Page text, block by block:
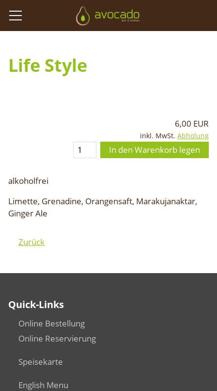
Life Style
6,00 EUR
inkl. MwSt. Abholung
In den Warenkorb legen
alkoholfrei
Limette, Grenadine, Orangensaft, Marakujanaktar,
Ginger Ale
Zurück
Quick-Links
Online Bestellung
Online Reservierung
Speisekarte
English Menu